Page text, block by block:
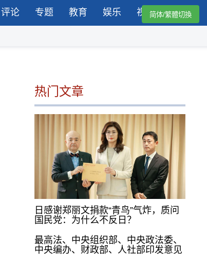
评论 专题 教育 娱乐 视频简体/繁體切換
热门文章
日感谢郑丽文捐款“青鸟”气炸，质问
国民党：为什么不反日？
最高法、中央组织部、中央政法委、
中央编办、财政部、人社部印发意见